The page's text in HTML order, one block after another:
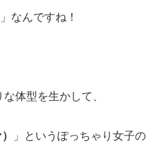
」なんですね！
体型を生かして、
」というぽっちゃり女子の